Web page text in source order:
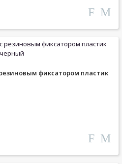
фиксатором пластик